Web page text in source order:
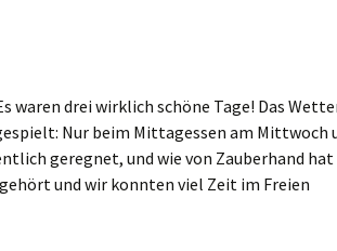
waren drei wirklich schöne Tage! Das
Nur beim Mittagessen am Mittwoch
geregnet, und wie von Zauberhand hat
und wir konnten viel Zeit im Freien